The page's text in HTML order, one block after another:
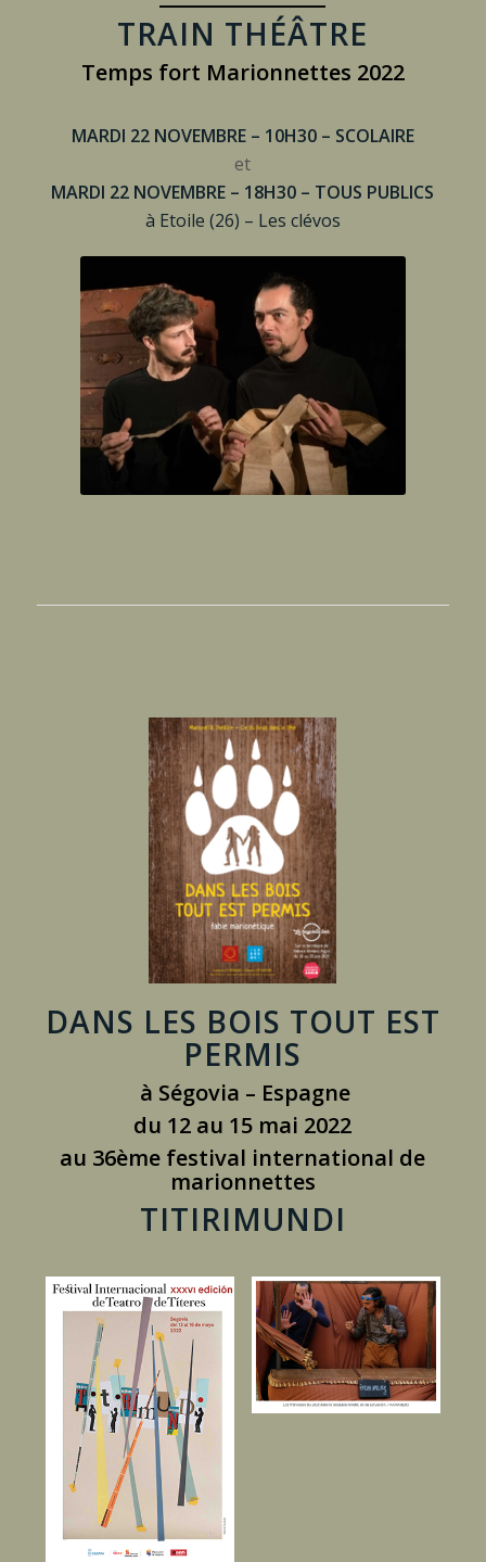
TRAIN THÉÂTRE
Temps fort Marionnettes 2022
MARDI 22 NOVEMBRE – 10H30– SCOLAIRE
et
MARDI 22 NOVEMBRE – 18H30 – TOUS PUBLICS
à Etoile (26) – Les clévos
DANS LES BOIS TOUT EST
PERMIS
à Ségovia – Espagne
du 12 au 15 mai 2022
au 36ème festival international de
marionnettes
TITIRIMUNDI